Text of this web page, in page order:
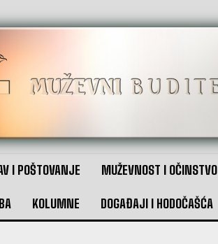
I POŠTOVANJE MUŽEVNOST I OČINSTVO
KOLUMNE DOGAĐAJI I HODOČAŠĆA